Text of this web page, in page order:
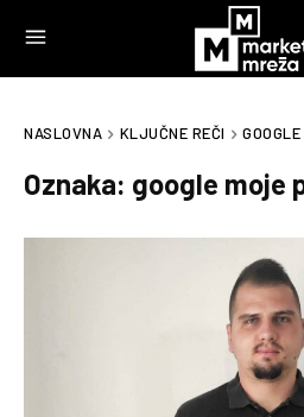
NASLOVNA KLJUČNE REČI
Oznaka: google moje